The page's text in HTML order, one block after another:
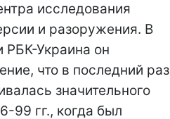
исследования
и разоружения. В
РБК-Украина он
что в последний раз
значительного
99 гг., когда был